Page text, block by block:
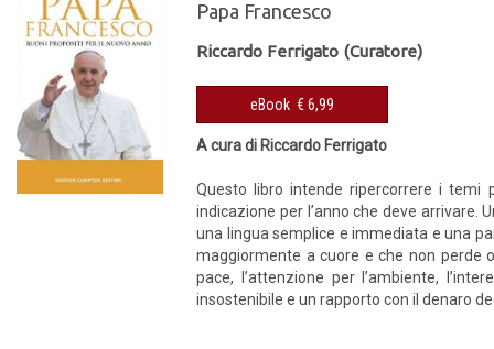
Papa Francesco
Riccardo Ferrigato (Curatore)
eBook € 6,99
A cura di Riccardo Ferrigato
Questo libro intende ripercorrere i
indicazione per l’anno che deve arrivare.
una lingua semplice e immediata e una
maggiormente a cuore e che non perde
pace, l’attenzione per l’ambiente,
insostenibile e un rapporto con il denaro